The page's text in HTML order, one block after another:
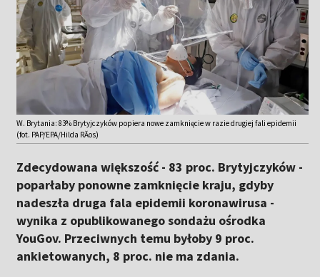
W. Brytania: 83% Brytyjczyków popiera nowe zamknięcie w razie drugiej fali epidemii
(fot. PAP/EPA/Hilda RĂ­os)
Zdecydowana większość - 83 proc. Brytyjczyków -
poparłaby ponowne zamknięcie kraju, gdyby
nadeszła druga fala epidemii koronawirusa -
wynika z opublikowanego sondażu ośrodka
YouGov. Przeciwnych temu byłoby 9 proc.
ankietowanych, 8 proc. nie ma zdania.